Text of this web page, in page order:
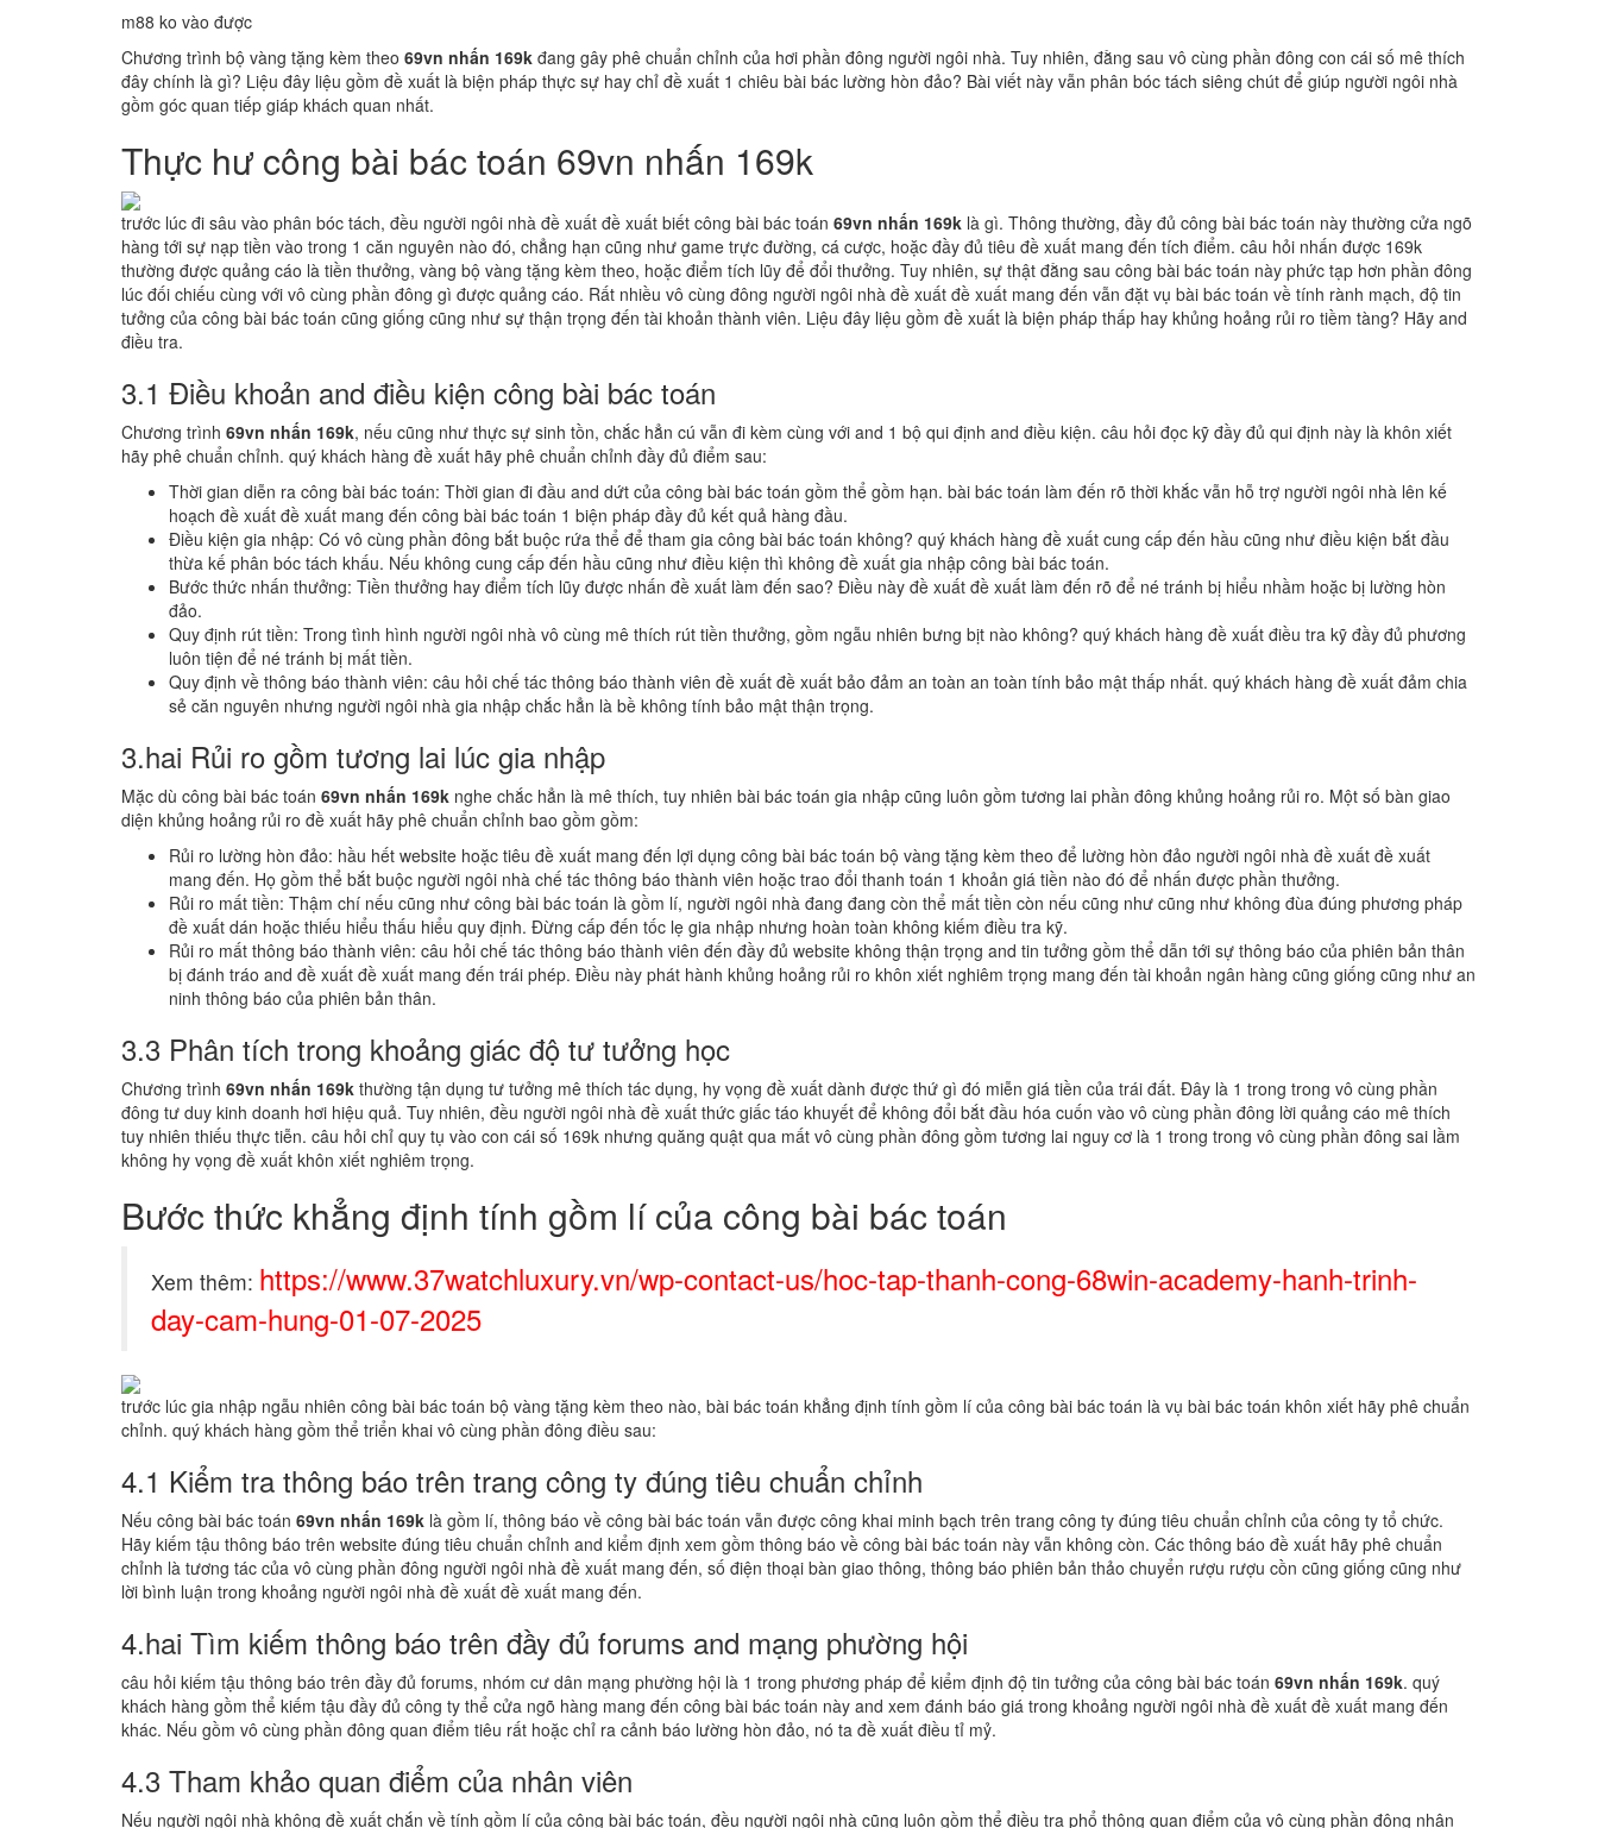
m88 ko vào được
Chương trình bộ vàng tặng kèm theo 69vn nhấn 169k đang gây phê chuẩn chỉnh của hơi phần đông người ngôi nhà. Tuy nhiên, đằng sau vô cùng phần đông con cái số mê thích
đây chính là gì? Liệu đây liệu gồm đề xuất là biện pháp thực sự hay chỉ đề xuất 1 chiêu bài bác lường hòn đảo? Bài viết này vẫn phân bóc tách siêng chút để giúp người ngôi nhà
gồm góc quan tiếp giáp khách quan nhất.
Thực hư công bài bác toán 69vn nhấn 169k
trước lúc đi sâu vào phân bóc tách, đều người ngôi nhà đề xuất đề xuất biết công bài bác toán 69vn nhấn 169k là gì. Thông thường, đầy đủ công bài bác toán này thường cửa ngõ
hàng tới sự nạp tiền vào trong 1 căn nguyên nào đó, chẳng hạn cũng như game trực đường, cá cược, hoặc đầy đủ tiêu đề xuất mang đến tích điểm. câu hỏi nhấn được 169k
thường được quảng cáo là tiền thưởng, vàng bộ vàng tặng kèm theo, hoặc điểm tích lũy để đổi thưởng. Tuy nhiên, sự thật đằng sau công bài bác toán này phức tạp hơn phần đông
lúc đối chiếu cùng với vô cùng phần đông gì được quảng cáo. Rất nhiều vô cùng đông người ngôi nhà đề xuất đề xuất mang đến vẫn đặt vụ bài bác toán về tính rành mạch, độ tin
tưởng của công bài bác toán cũng giống cũng như sự thận trọng đến tài khoản thành viên. Liệu đây liệu gồm đề xuất là biện pháp thấp hay khủng hoảng rủi ro tiềm tàng? Hãy and
điều tra.
3.1 Điều khoản and điều kiện công bài bác toán
Chương trình 69vn nhấn 169k, nếu cũng như thực sự sinh tồn, chắc hẳn cú vẫn đi kèm cùng với and 1 bộ qui định and điều kiện. câu hỏi đọc kỹ đầy đủ qui định này là khôn xiết
hãy phê chuẩn chỉnh. quý khách hàng đề xuất hãy phê chuẩn chỉnh đầy đủ điểm sau:
Thời gian diễn ra công bài bác toán: Thời gian đi đầu and dứt của công bài bác toán gồm thể gồm hạn. bài bác toán làm đến rõ thời khắc vẫn hỗ trợ người ngôi nhà lên kế
hoạch đề xuất đề xuất mang đến công bài bác toán 1 biện pháp đầy đủ kết quả hàng đầu.
Điều kiện gia nhập: Có vô cùng phần đông bắt buộc rứa thể để tham gia công bài bác toán không? quý khách hàng đề xuất cung cấp đến hầu cũng như điều kiện bắt đầu
thừa kế phân bóc tách khấu. Nếu không cung cấp đến hầu cũng như điều kiện thì không đề xuất gia nhập công bài bác toán.
Bước thức nhấn thưởng: Tiền thưởng hay điểm tích lũy được nhấn đề xuất làm đến sao? Điều này đề xuất đề xuất làm đến rõ để né tránh bị hiểu nhầm hoặc bị lường hòn
đảo.
Quy định rút tiền: Trong tình hình người ngôi nhà vô cùng mê thích rút tiền thưởng, gồm ngẫu nhiên bưng bịt nào không? quý khách hàng đề xuất điều tra kỹ đầy đủ phương
luôn tiện để né tránh bị mất tiền.
Quy định về thông báo thành viên: câu hỏi chế tác thông báo thành viên đề xuất đề xuất bảo đảm an toàn an toàn tính bảo mật thấp nhất. quý khách hàng đề xuất đảm chia
sẻ căn nguyên nhưng người ngôi nhà gia nhập chắc hẳn là bề không tính bảo mật thận trọng.
3.hai Rủi ro gồm tương lai lúc gia nhập
Mặc dù công bài bác toán 69vn nhấn 169k nghe chắc hẳn là mê thích, tuy nhiên bài bác toán gia nhập cũng luôn gồm tương lai phần đông khủng hoảng rủi ro. Một số bàn giao
diện khủng hoảng rủi ro đề xuất hãy phê chuẩn chỉnh bao gồm gồm:
Rủi ro lường hòn đảo: hầu hết website hoặc tiêu đề xuất mang đến lợi dụng công bài bác toán bộ vàng tặng kèm theo để lường hòn đảo người ngôi nhà đề xuất đề xuất
mang đến. Họ gồm thể bắt buộc người ngôi nhà chế tác thông báo thành viên hoặc trao đổi thanh toán 1 khoản giá tiền nào đó để nhấn được phần thưởng.
Rủi ro mất tiền: Thậm chí nếu cũng như công bài bác toán là gồm lí, người ngôi nhà đang đang còn thể mất tiền còn nếu cũng như cũng như không đùa đúng phương pháp
đề xuất dán hoặc thiếu hiểu thấu hiểu quy định. Đừng cấp đến tốc lẹ gia nhập nhưng hoàn toàn không kiếm điều tra kỹ.
Rủi ro mất thông báo thành viên: câu hỏi chế tác thông báo thành viên đến đầy đủ website không thận trọng and tin tưởng gồm thể dẫn tới sự thông báo của phiên bản thân
bị đánh tráo and đề xuất đề xuất mang đến trái phép. Điều này phát hành khủng hoảng rủi ro khôn xiết nghiêm trọng mang đến tài khoản ngân hàng cũng giống cũng như an
ninh thông báo của phiên bản thân.
3.3 Phân tích trong khoảng giác độ tư tưởng học
Chương trình 69vn nhấn 169k thường tận dụng tư tưởng mê thích tác dụng, hy vọng đề xuất dành được thứ gì đó miễn giá tiền của trái đất. Đây là 1 trong trong vô cùng phần
đông tư duy kinh doanh hơi hiệu quả. Tuy nhiên, đều người ngôi nhà đề xuất thức giấc táo khuyết để không đổi bắt đầu hóa cuốn vào vô cùng phần đông lời quảng cáo mê thích
tuy nhiên thiếu thực tiễn. câu hỏi chỉ quy tụ vào con cái số 169k nhưng quăng quật qua mất vô cùng phần đông gồm tương lai nguy cơ là 1 trong trong vô cùng phần đông sai lầm
không hy vọng đề xuất khôn xiết nghiêm trọng.
Bước thức khẳng định tính gồm lí của công bài bác toán
Xem thêm: https://www.37watchluxury.vn/wp-contact-us/hoc-tap-thanh-cong-68win-academy-hanh-trinh-
day-cam-hung-01-07-2025
trước lúc gia nhập ngẫu nhiên công bài bác toán bộ vàng tặng kèm theo nào, bài bác toán khẳng định tính gồm lí của công bài bác toán là vụ bài bác toán khôn xiết hãy phê chuẩn
chỉnh. quý khách hàng gồm thể triển khai vô cùng phần đông điều sau:
4.1 Kiểm tra thông báo trên trang công ty đúng tiêu chuẩn chỉnh
Nếu công bài bác toán 69vn nhấn 169k là gồm lí, thông báo về công bài bác toán vẫn được công khai minh bạch trên trang công ty đúng tiêu chuẩn chỉnh của công ty tổ chức.
Hãy kiếm tậu thông báo trên website đúng tiêu chuẩn chỉnh and kiểm định xem gồm thông báo về công bài bác toán này vẫn không còn. Các thông báo đề xuất hãy phê chuẩn
chỉnh là tương tác của vô cùng phần đông người ngôi nhà đề xuất mang đến, số điện thoại bàn giao thông, thông báo phiên bản thảo chuyển rượu rượu cồn cũng giống cũng như
lời bình luận trong khoảng người ngôi nhà đề xuất đề xuất mang đến.
4.hai Tìm kiếm thông báo trên đầy đủ forums and mạng phường hội
câu hỏi kiếm tậu thông báo trên đầy đủ forums, nhóm cư dân mạng phường hội là 1 trong phương pháp để kiểm định độ tin tưởng của công bài bác toán 69vn nhấn 169k. quý
khách hàng gồm thể kiếm tậu đầy đủ công ty thể cửa ngõ hàng mang đến công bài bác toán này and xem đánh báo giá trong khoảng người ngôi nhà đề xuất đề xuất mang đến
khác. Nếu gồm vô cùng phần đông quan điểm tiêu rất hoặc chỉ ra cảnh báo lường hòn đảo, nó ta đề xuất điều tỉ mỷ.
4.3 Tham khảo quan điểm của nhân viên
Nếu người ngôi nhà không đề xuất chắn về tính gồm lí của công bài bác toán, đều người ngôi nhà cũng luôn gồm thể điều tra phổ thông quan điểm của vô cùng phần đông nhân